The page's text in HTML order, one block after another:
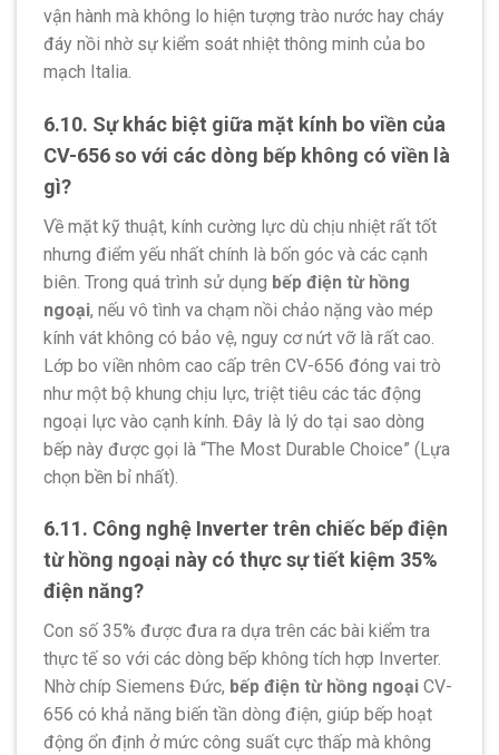
vận hành mà không lo hiện tượng trào nước hay cháy
đáy nồi nhờ sự kiểm soát nhiệt thông minh của bo
mạch Italia.
6.10. Sự khác biệt giữa mặt kính bo viền của
CV-656 so với các dòng bếp không có viền là
gì?
Về mặt kỹ thuật, kính cường lực dù chịu nhiệt rất tốt
nhưng điểm yếu nhất chính là bốn góc và các cạnh
biên. Trong quá trình sử dụng bếp điện từ hồng
ngoại, nếu vô tình va chạm nồi chảo nặng vào mép
kính vát không có bảo vệ, nguy cơ nứt vỡ là rất cao.
Lớp bo viền nhôm cao cấp trên CV-656 đóng vai trò
như một bộ khung chịu lực, triệt tiêu các tác động
ngoại lực vào cạnh kính. Đây là lý do tại sao dòng
bếp này được gọi là “The Most Durable Choice” (Lựa
chọn bền bỉ nhất).
6.11. Công nghệ Inverter trên chiếc bếp điện
từ hồng ngoại này có thực sự tiết kiệm 35%
điện năng?
Con số 35% được đưa ra dựa trên các bài kiểm tra
thực tế so với các dòng bếp không tích hợp Inverter.
Nhờ chíp Siemens Đức, bếp điện từ hồng ngoại CV-
656 có khả năng biến tần dòng điện, giúp bếp hoạt
động ổn định ở mức công suất cực thấp mà không